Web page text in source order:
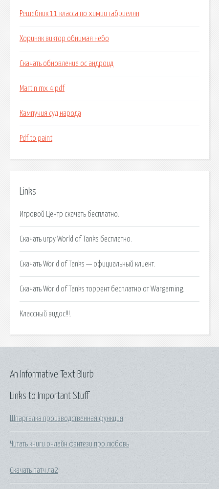
Решебник 11 класса по химии габриелян
Хориняк виктор обнимая небо
Скачать обновление ос андроид
Martin mx 4 pdf
Кампучия суд народа
Pdf to paint
Links
Игровой Центр скачать бесплатно.
Скачать игру World of Tanks бесплатно.
Скачать World of Tanks — официальный клиент.
Скачать World of Tanks торрент бесплатно от Wargaming.
Классный видос!!!.
Links to Important Stuff
Шпаргалка производственная функция
Читать книги онлайн фэнтези про любовь
Скачать патч ла2
An Informative Text Blurb